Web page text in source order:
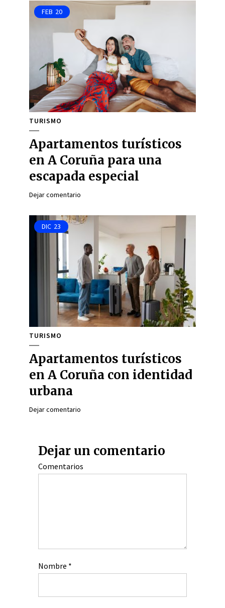
FEB 20
TURISMO
Apartamentos turísticos
en A Coruña para una
escapada especial
Dejar comentario
DIC 23
TURISMO
Apartamentos turísticos
en A Coruña con identidad
urbana
Dejar comentario
Dejar un comentario
Comentarios
Nombre *